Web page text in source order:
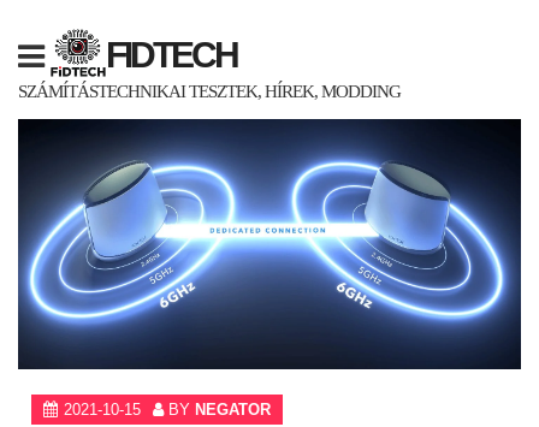
content
FIDTECH
SZÁMÍTÁSTECHNIKAI TESZTEK, HÍREK, MODDING
2021-10-15 BY NEGATOR